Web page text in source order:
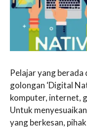
Pelajar yang berada
golongan ‘Digital
komputer, internet,
Untuk
yang berkesan,